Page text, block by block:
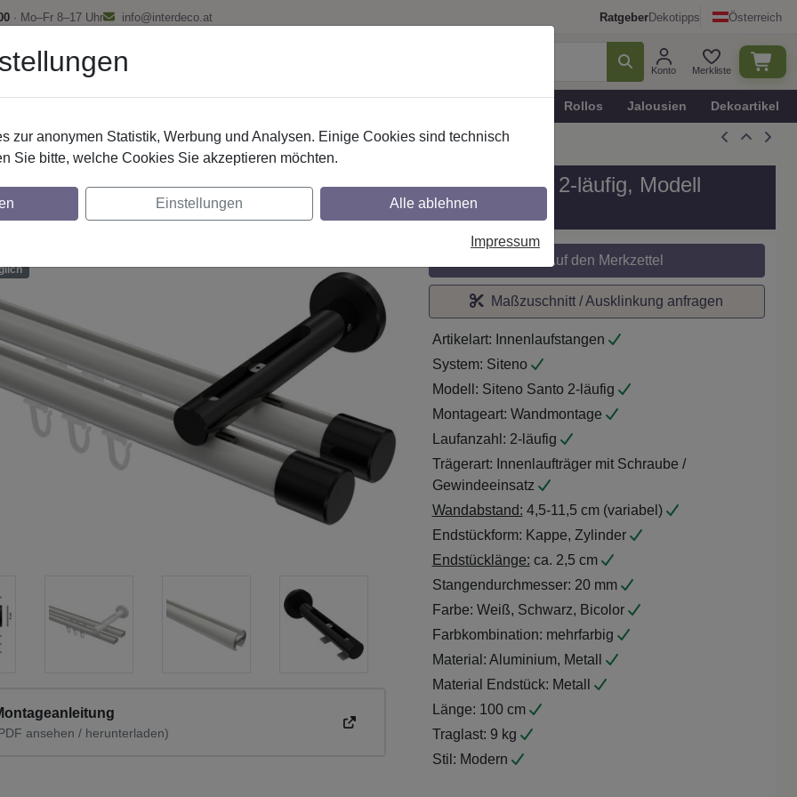
· Mo–Fr 8–17 Uhr info@interdeco.at RatgeberDekotipps Österreich
Konto Merkliste
Rollos Jalousien Dekoartikel
Innenlaufstangen Aluminium / Metall
mit Innenlauf aus Aluminium / Metall in 20 mm Ø, 2-läufig, Modell
- Santo Weiß / Schwarz
ansehen / herunterladen)
Auf den Merkzettel
Maßzuschnitt / Ausklinkung anfragen
Artikelart: Innenlaufstangen
System: Siteno
Modell: Siteno Santo 2-läufig
Montageart: Wandmontage
Laufanzahl: 2-läufig
Trägerart: Innenlaufträger mit Schraube /
Gewindeeinsatz
Wandabstand: 4,5-11,5 cm (variabel)
Endstückform: Kappe, Zylinder
Endstücklänge: ca. 2,5 cm
Stangendurchmesser: 20 mm
Farbe: Weiß, Schwarz, Bicolor
Farbkombination: mehrfarbig
Material: Aluminium, Metall
Material Endstück: Metall
Länge: 100 cm
Traglast: 9 kg
Stil: Modern
zur anonymen Statistik, Werbung und Analysen. Einige Cookies sind technisch
Sie bitte, welche Cookies Sie akzeptieren möchten.
Einstellungen Alle ablehnen
Impressum